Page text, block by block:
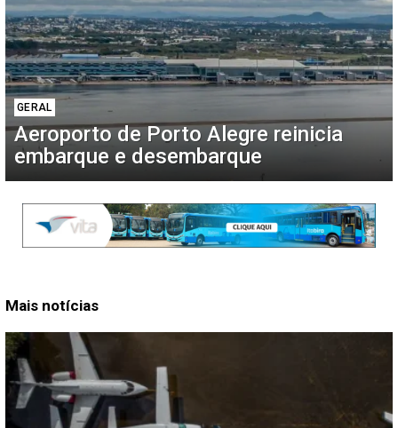
GERAL
Aeroporto de Porto Alegre reinicia
embarque e desembarque
Mais notícias